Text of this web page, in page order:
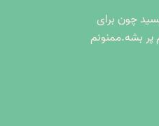
چون برای
پر بشه.ممنونم